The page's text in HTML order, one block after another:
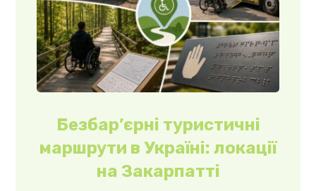
Безбар’єрні туристичні
маршрути в Україні: локації
на Закарпатті